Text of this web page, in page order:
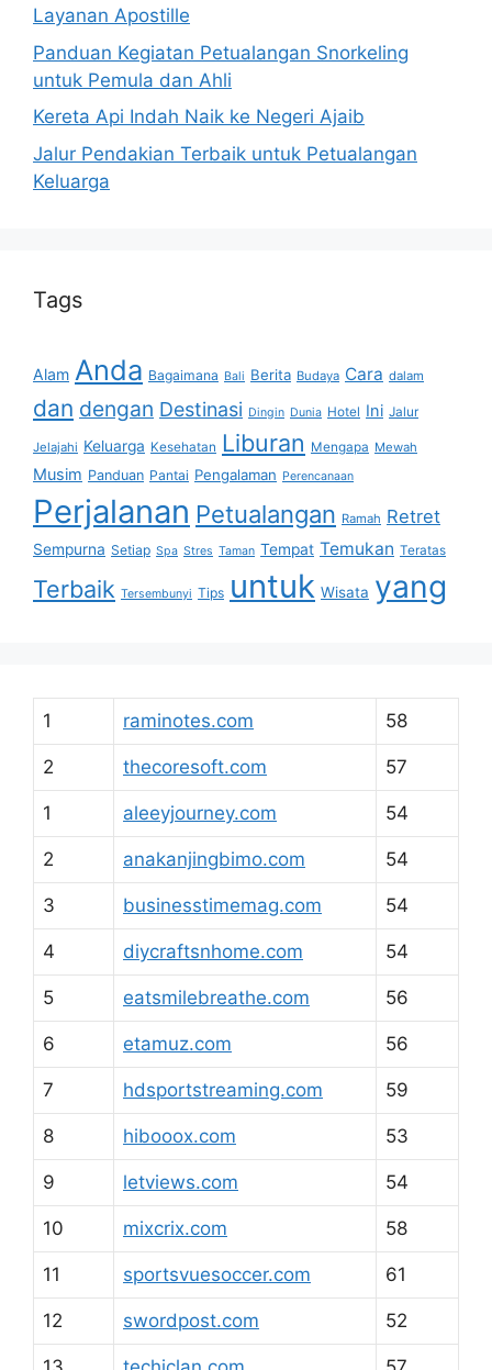
Layanan Apostille
Panduan Kegiatan Petualangan Snorkeling
untuk Pemula dan Ahli
Kereta Api Indah Naik ke Negeri Ajaib
Jalur Pendakian Terbaik untuk Petualangan
Keluarga
Tags
Alam Anda Bagaimana Bali Berita Budaya Cara dalam
dan dengan Destinasi Dingin Dunia Hotel Ini Jalur
Jelajahi Keluarga Kesehatan Liburan Mengapa Mewah
Musim Panduan Pantai Pengalaman Perencanaan
Perjalanan Petualangan Ramah Retret
Sempurna Setiap Spa Stres Taman Tempat Temukan Teratas
Terbaik Tersembunyi Tips untuk Wisata yang
1 raminotes.com 58
2 thecoresoft.com 57
1 aleeyjourney.com 54
2 anakanjingbimo.com 54
3 businesstimemag.com 54
4 diycraftsnhome.com 54
5 eatsmilebreathe.com 56
6 etamuz.com 56
7 hdsportstreaming.com 59
8 hibooox.com 53
9 letviews.com 54
10 mixcrix.com 58
11 sportsvuesoccer.com 61
12 swordpost.com 52